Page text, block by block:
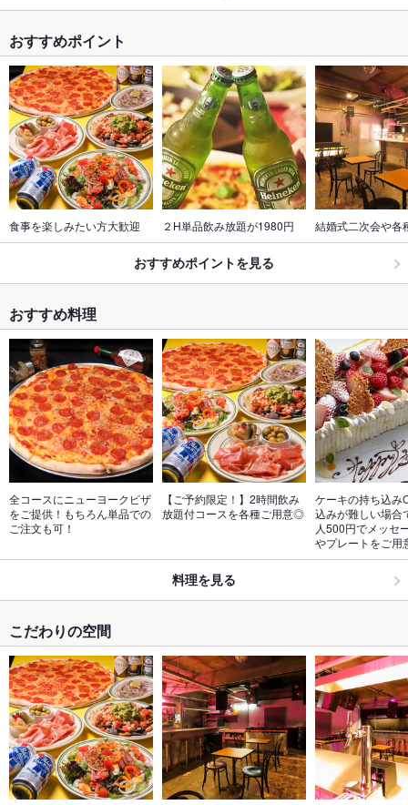
おすすめポイント
食事を楽しみたい方大歓迎 ２H単品飲み放題が1980円 結婚式二次会や
おすすめポイントを見る
おすすめ料理
全コースにニューヨークピザ
をご提供！もちろん単品での
ご注文も可！
【ご予約限定！】2時間飲み
放題付コースを各種ご用意◎
ケーキの持ち込み
込みが難しい場合
人500円でメッセ
やプレートをご用
料理を見る
こだわりの空間